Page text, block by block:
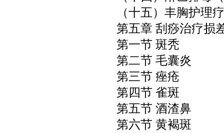
（十五）丰胸护理
第五章 刮痧治疗损
第一节 斑秃
第二节 毛囊炎
第三节 痤疮
第四节 雀斑
第五节 酒渣鼻
第六节 黄褐斑